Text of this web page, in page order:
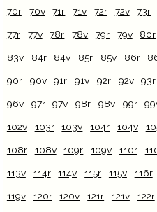
70r 70v 71r 71v 72r 72v 73r
77r 77v 78r 78v 79r 79v 80r
83v 84r 84v 85r 85v 86r
90r 90v 91r 91v 92r 92v 93r
96v 97r 97v 98r 98v 99r
102v 103r 103v 104r 104v
108r 108v 109r 109v 110r
113v 114r 114v 115r 115v 116r
119v 120r 120v 121r 121v 122r